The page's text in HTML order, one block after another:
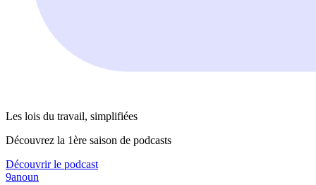
Les lois du travail, simplifiées
Découvrez la 1ère saison de podcasts
Découvrir le podcast
9anoun